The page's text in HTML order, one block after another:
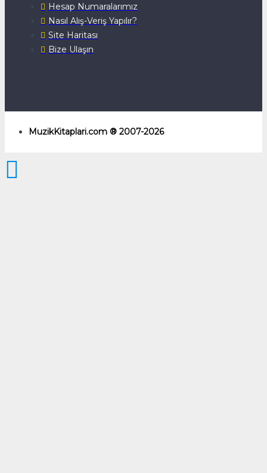
Hesap Numaralarımız
Nasıl Alış-Veriş Yapılır?
Site Haritası
Bize Ulaşın
MuzikKitaplari.com ® 2007-2026